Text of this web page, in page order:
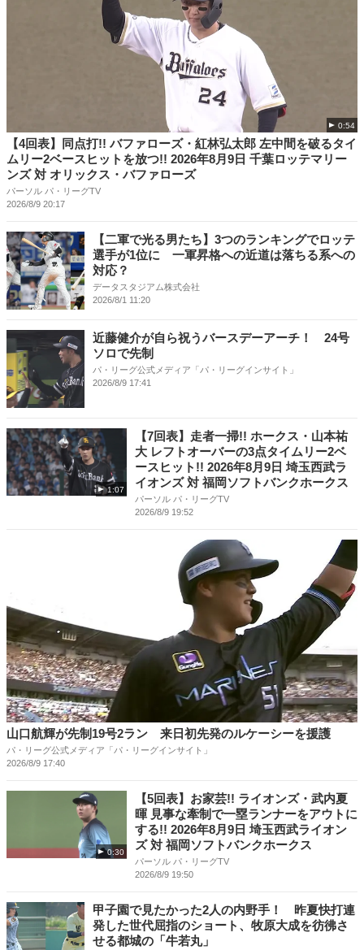
0:54
【4回表】同点打!! バファローズ・紅林弘太郎 左中間を破るタイ
ムリー2ベースヒットを放つ!! 2026年8月9日 千葉ロッテマリー
ンズ 対 オリックス・バファローズ
パーソル パ・リーグTV
2026/8/9 20:17
【二軍で光る男たち】3つのランキングでロッテ
選手が1位に 一軍昇格への近道は落ちる系への
対応？
データスタジアム株式会社
2026/8/1 11:20
近藤健介が自ら祝うバースデーアーチ！ 24号
ソロで先制
パ・リーグ公式メディア「パ・リーグインサイト」
2026/8/9 17:41
1:07
【7回表】走者一掃!! ホークス・山本祐
大 レフトオーバーの3点タイムリー2ベ
ースヒット!! 2026年8月9日 埼玉西武ラ
イオンズ 対 福岡ソフトバンクホークス
パーソル パ・リーグTV
2026/8/9 19:52
山口航輝が先制19号2ラン 来日初先発のルケーシーを援護
パ・リーグ公式メディア「パ・リーグインサイト」
2026/8/9 17:40
0:30
【5回表】お家芸!! ライオンズ・武内夏
暉 見事な牽制で一塁ランナーをアウトに
する!! 2026年8月9日 埼玉西武ライオン
ズ 対 福岡ソフトバンクホークス
パーソル パ・リーグTV
2026/8/9 19:50
甲子園で見たかった2人の内野手！ 昨夏快打連
発した世代屈指のショート、牧原大成を彷彿さ
せる都城の「牛若丸」